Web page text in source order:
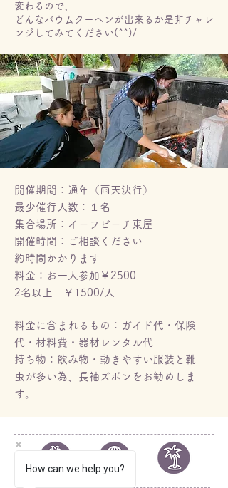
変わるので、
どんなバウムクーヘンが出来るか是非チャレ
ンジしてみてください(^^)/
開催期間：通年（雨天決行）
最少催行人数：１名
集合場所：イーフビーチ東屋
開催時間：ご相談ください
約時間かかります
​料金：お一人参加￥2500
​2名以上 ￥1500/人
料金に含まれるもの：ガイド代・保険
代・材料費・器材レンタル代
持ち物：飲み物・動きやすい服装と靴
虫が多い為、長袖ズボンをお勧めしま
す。
How can we help you?